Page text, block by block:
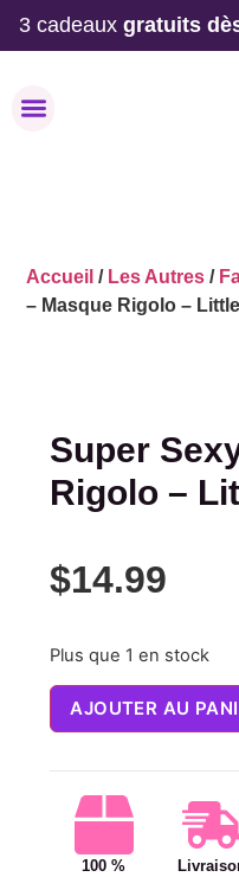
3 cadeaux gratuits
Accueil / Les Autres /
– Masque Rigolo –
Super
Rigolo –
$14.99
Plus que 1 en stock
AJOUTER AU
100 %